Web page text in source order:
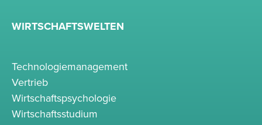
WIRTSCHAFTSWELTEN
Technologiemanagement
Vertrieb
Wirtschaftspsychologie
Wirtschaftsstudium